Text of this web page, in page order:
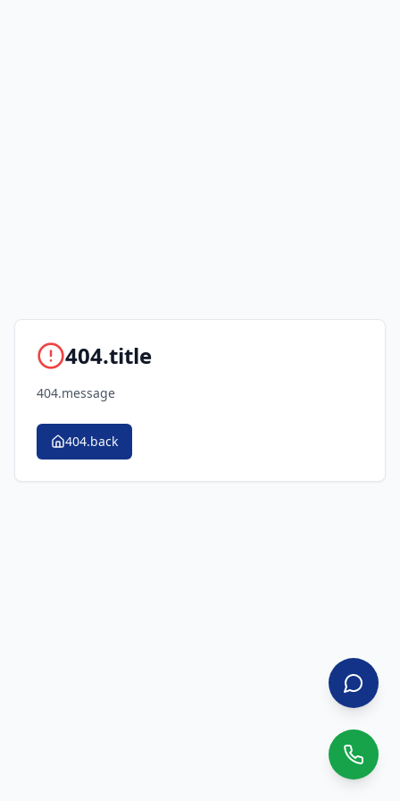
404.title
404.message
404.back